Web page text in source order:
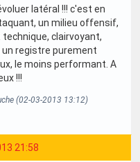
latéral !!! c'est en
un milieu offensif,
clairvoyant,
registre purement
le moins performant. A
!!!
(02-03-2013 13:12)
21:58